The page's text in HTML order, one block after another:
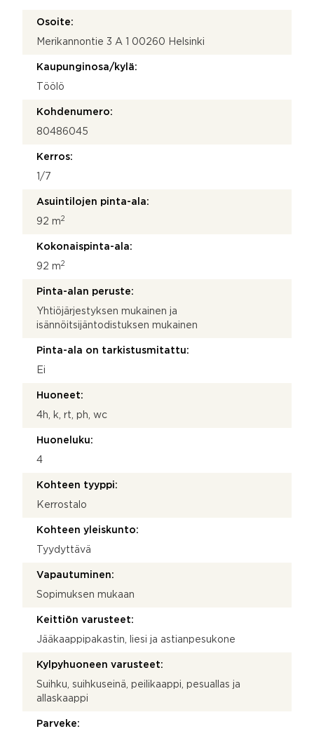
Osoite:
Merikannontie 3 A 1 00260 Helsinki
Kaupunginosa/kylä:
Töölö
Kohdenumero:
80486045
Kerros:
1/7
Asuintilojen pinta-ala:
92 m2
Kokonaispinta-ala:
92 m2
Pinta-alan peruste:
Yhtiöjärjestyksen mukainen ja
isännöitsijäntodistuksen mukainen
Pinta-ala on tarkistusmitattu:
Ei
Huoneet:
4h, k, rt, ph, wc
Huoneluku:
4
Kohteen tyyppi:
Kerrostalo
Kohteen yleiskunto:
Tyydyttävä
Vapautuminen:
Sopimuksen mukaan
Keittiön varusteet:
Jääkaappipakastin, liesi ja astianpesukone
Kylpyhuoneen varusteet:
Suihku, suihkuseinä, peilikaappi, pesuallas ja
allaskaappi
Parveke: